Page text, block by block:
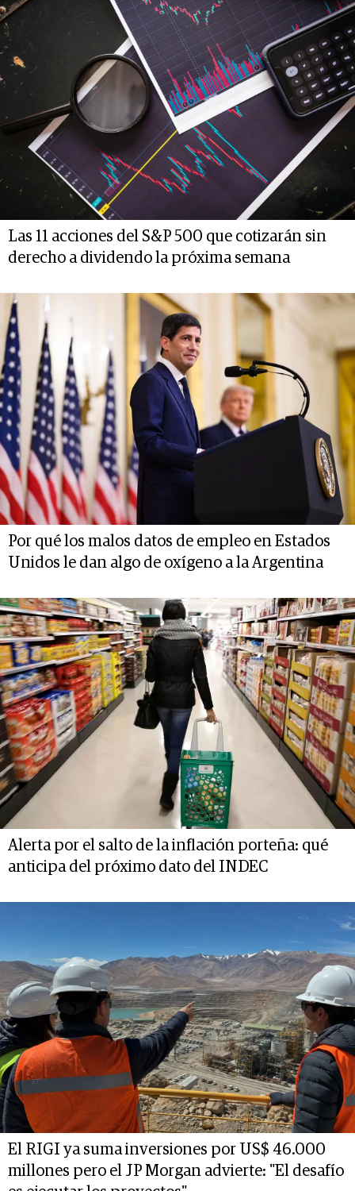
Las 11 acciones del S&P 500 que cotizarán sin
derecho a dividendo la próxima semana
Por qué los malos datos de empleo en Estados
Unidos le dan algo de oxígeno a la Argentina
Alerta por el salto de la inflación porteña: qué
anticipa del próximo dato del INDEC
El RIGI ya suma inversiones por US$ 46.000
millones pero el JP Morgan advierte: "El desafío